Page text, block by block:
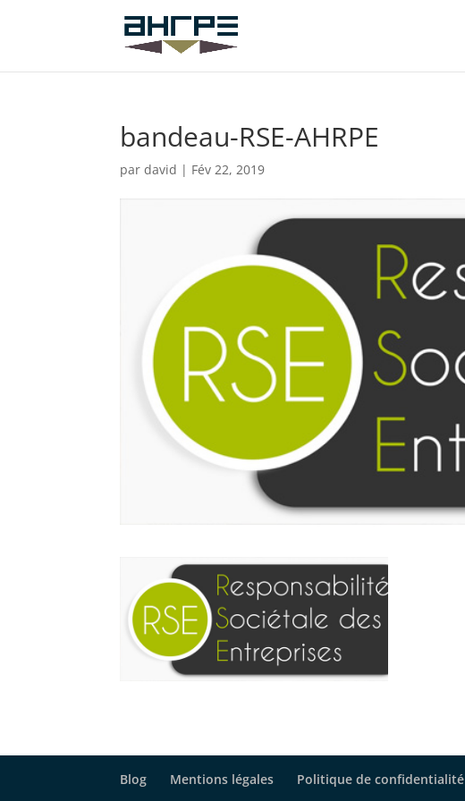
bandeau-RSE-AHRPE
pardavid | Fév 22, 2019
Blog Mentions légales Politique de confidentialité